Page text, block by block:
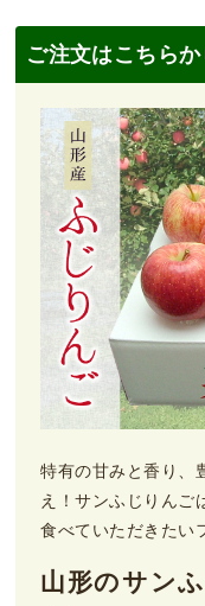
ご注文はこちらか
特有の甘みと香り、
え！サンふじりんご
食べていただきたい
山形のサン